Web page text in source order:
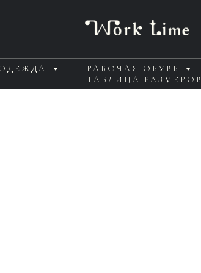
РАБОЧАЯ ОБУВЬ
ТАБЛИЦА РАЗМЕРОВ